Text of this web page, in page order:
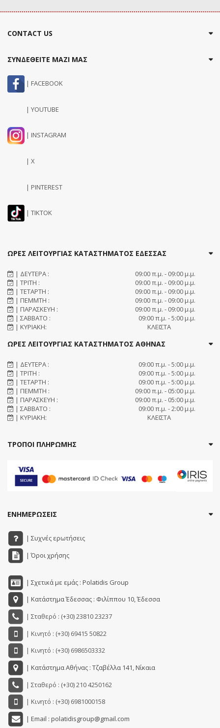
CONTACT US
ΣΥΝΔΕΘΕΙΤΕ ΜΑΖΙ ΜΑΣ
| FACEBOOK
| YOUTUBE
| INSTAGRAM
| X
| PINTEREST
| TIKTOK
ΩΡΕΣ ΛΕΙΤΟΥΡΓΙΑΣ ΚΑΤΑΣΤΗΜΑΤΟΣ ΕΔΕΣΣΑΣ
| ΔΕΥΤΕΡΑ :
09:00 π.μ. - 09:00 μ.μ.
| ΤΡΙΤΗ :
09:00 π.μ. - 09:00 μ.μ.
| ΤΕΤΑΡΤΗ :
09:00 π.μ. - 09:00 μ.μ.
| ΠΕΜΜΤΗ :
09:00 π.μ. - 09:00 μ.μ.
| ΠΑΡΑΣΚΕΥΗ :
09:00 π.μ. - 09:00 μ.μ.
| ΣΑΒΒΑΤΟ :
09:00 π.μ. - 5:00 μ.μ.
| ΚΥΡΙΑΚΗ:
ΚΛΕΙΣΤΑ
ΩΡΕΣ ΛΕΙΤΟΥΡΓΙΑΣ ΚΑΤΑΣΤΗΜΑΤΟΣ ΑΘΗΝΑΣ
| ΔΕΥΤΕΡΑ :
09:00 π.μ. - 5:00 μ.μ.
| ΤΡΙΤΗ :
09:00 π.μ. - 5:00 μ.μ.
| ΤΕΤΑΡΤΗ :
09:00 π.μ. - 5:00 μ.μ.
| ΠΕΜΜΤΗ :
09:00 π.μ. - 05:00 μ.μ.
| ΠΑΡΑΣΚΕΥΗ :
09:00 π.μ. - 05:00 μ.μ.
| ΣΑΒΒΑΤΟ :
09:00 π.μ. - 2:00 μ.μ.
| ΚΥΡΙΑΚΗ:
ΚΛΕΙΣΤΑ
ΤΡΟΠΟΙ ΠΛΗΡΩΜΗΣ
ΕΝΗΜΕΡΩΣΕΙΣ
| Συχνές ερωτήσεις
| Όροι χρήσης
| Σχετικά με εμάς : Polatidis Group
| Κατάστημα Έδεσσας : Φιλίππου 10, Έδεσσα
| Σταθερό : (+30) 23810 23237
| Κινητό : (+30) 69415 50822
| Κινητό : (+30) 6986503332
| Κατάστημα Αθήνας : Τζαβέλλα 141, Νίκαια
| Σταθερό : (+30) 210 4250162
| Κινητό : (+30) 6981000158
| Email : polatidisgroup@gmail.com